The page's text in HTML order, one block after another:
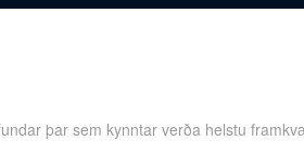
þar sem kynntar verða helstu